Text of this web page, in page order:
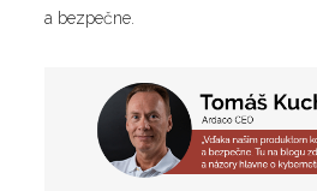
a bezpečne.